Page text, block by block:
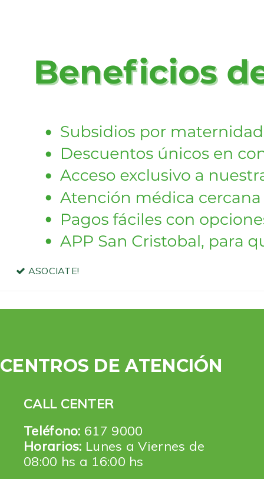
ASOCIATE!
CENTROS DE ATENCIÓN
CALL CENTER
Teléfono: 617 9000
Horarios: Lunes a Viernes de
08:00 hs a 16:00 hs